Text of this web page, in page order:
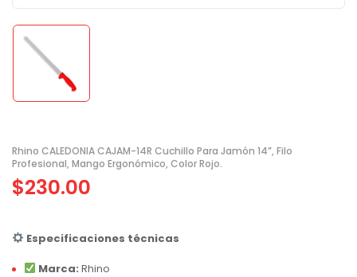
Rhino CALEDONIA CAJAM-14R Cuchillo Para Jamón 14”, Filo
Profesional, Mango Ergonómico, Color Rojo.
$230.00
Especificaciones técnicas
Marca: Rhino